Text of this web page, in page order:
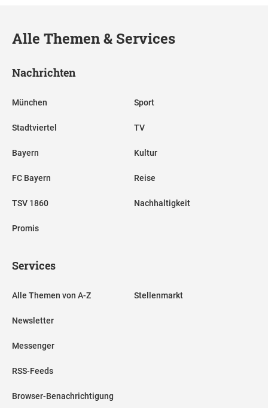
Alle Themen & Services
Nachrichten
München
Stadtviertel
Bayern
FC Bayern
TSV 1860
Promis
Sport
TV
Kultur
Reise
Nachhaltigkeit
Services
Alle Themen von A-Z
Newsletter
Messenger
RSS-Feeds
Browser-Benachrichtigung
Stellenmarkt